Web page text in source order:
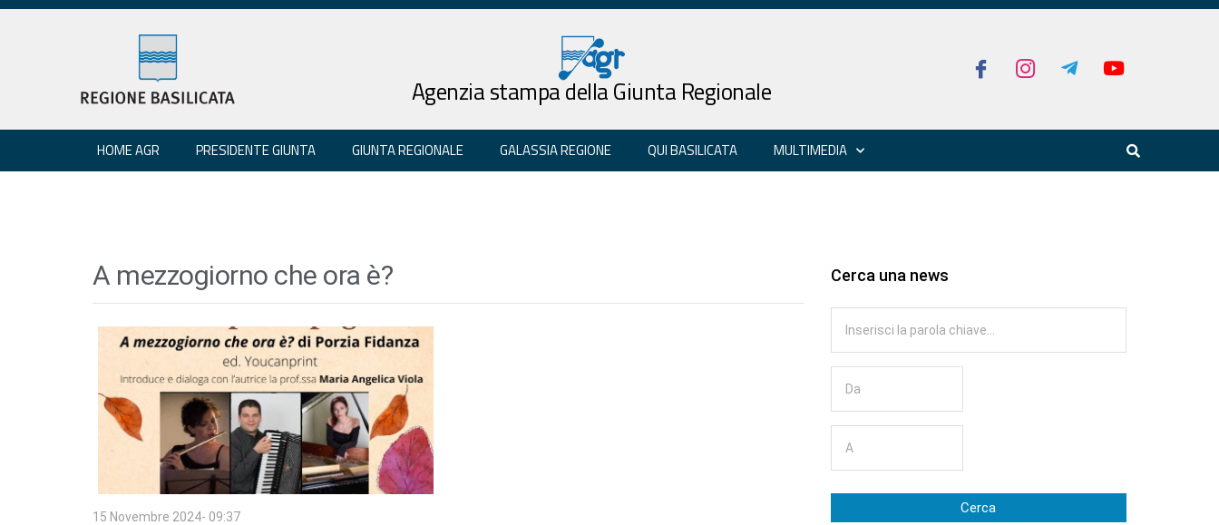
Agenzia stampa della Giunta Regionale
HOME AGR PRESIDENTE GIUNTA GIUNTA REGIONALE GALASSIA REGIONE QUI BASILICATA MULTIMEDIA
A mezzogiorno che ora è?
15 Novembre 2024- 09:37
Cerca una news
Cerca